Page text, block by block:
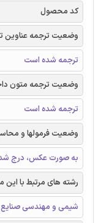
کد محصول
وضعیت ترجمه عناوین
ترجمه شده است
وضعیت ترجمه متون
ترجمه شده است
وضعیت فرمولها و
به صورت عکس، درج
رشته های مرتبط با این
شیمی و مهندسی صنایع